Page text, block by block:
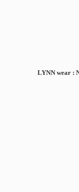
LYNN wear :